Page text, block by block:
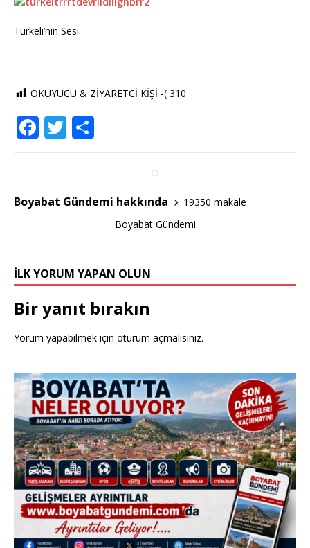
Türkeli’nin Sesi
OKUYUCU & ZİYARETCİ KİŞİ -( 310
F
e
b
k
T
te
r
e
Boyabat Gündemi hakkında
19350 makale
Boyabat Gündemi
İLK YORUM YAPAN OLUN
Bir yanıt bırakın
Yorum yapabilmek için oturum açmalısınız.